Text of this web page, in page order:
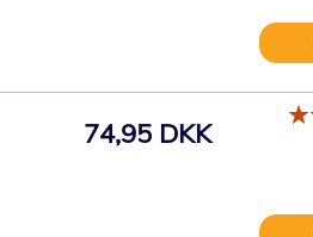
74,95 DKK